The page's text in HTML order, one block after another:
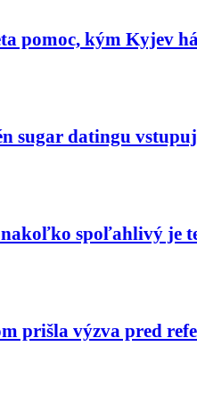
pomoc, kým Kyjev
datingu
spoľahlivý je
prišla výzva pred